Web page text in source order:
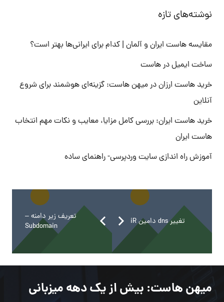
نوشته‌های تازه
مقایسه هاست ایران و آلمان | کدام برای ایرانی‌ها بهتر است؟
ساخت ایمیل در هاست
خرید هاست ارزان در میهن هاست: گزینه‌ای هوشمند برای شروع
آنلاین
خرید هاست ایران: بررسی کامل مزایا، معایب و نکات مهم انتخاب
هاست ایران
آموزش راه اندازی سایت وردپرسی- راهنمای ساده
تعریف زیر دامنه –
Subdomain
تغییر dns دامین iR
میهن هاست: بیش از یک دهه میزبانی